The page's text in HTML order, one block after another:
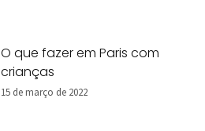
O que fazer em Paris com
crianças
15 de março de 2022